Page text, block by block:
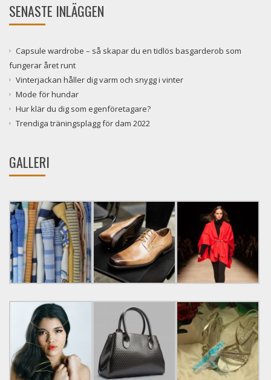
SENASTE INLÄGGEN
Capsule wardrobe – så skapar du en tidlös basgarderob som
fungerar året runt
Vinterjackan håller dig varm och snygg i vinter
Mode för hundar
Hur klär du dig som egenföretagare?
Trendiga träningsplagg för dam 2022
GALLERI